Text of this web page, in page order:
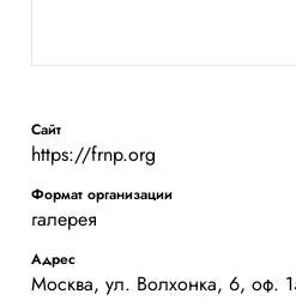
Сайт
https://frnp.org
Формат организации
галерея
Адрес
Москва, ул. Волхонка, 6, оф.